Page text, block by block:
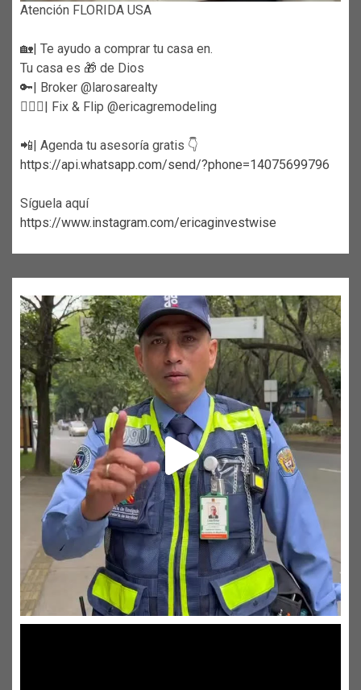
Atención FLORIDA USA
🏡| Te ayudo a comprar tu casa en.
Tu casa es 🎁 de Dios
🔑| Broker @larosarealty
👷🏼‍♀️| Fix & Flip @ericagremodeling
📲| Agenda tu asesoría gratis 👇
https://api.whatsapp.com/send/?phone=14075699796
Síguela aquí
https://www.instagram.com/ericaginvestwise